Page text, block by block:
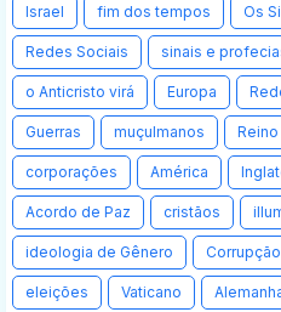
Israel fim dos tempos Os
Redes Sociais sinais e
o Anticristo virá Europa
Guerras muçulmanos
corporações América
Acordo de Paz cristãos
ideologia de Gênero Corrupção
eleições Vaticano